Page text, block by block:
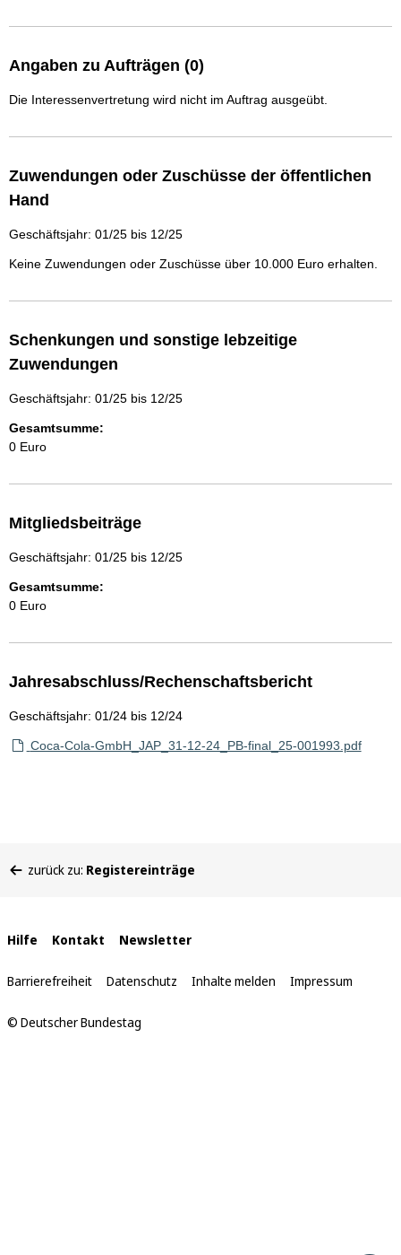
Angaben zu Aufträgen (0)
Die Interessenvertretung wird nicht im Auftrag ausgeübt.
Zuwendungen oder Zuschüsse der öffentlichen
Hand
Geschäftsjahr: 01/25 bis 12/25
Keine Zuwendungen oder Zuschüsse über 10.000 Euro erhalten.
Schenkungen und sonstige lebzeitige
Zuwendungen
Geschäftsjahr: 01/25 bis 12/25
Gesamtsumme:
0 Euro
Mitgliedsbeiträge
Geschäftsjahr: 01/25 bis 12/25
Gesamtsumme:
0 Euro
Jahresabschluss/Rechenschaftsbericht
Geschäftsjahr: 01/24 bis 12/24
Coca-Cola-GmbH_JAP_31-12-24_PB-final_25-001993.pdf
befinden
zurück zu: Registereinträge
Interne
Links
Hilfe Kontakt Newsletter
Barrierefreiheit Datenschutz Inhalte melden Impressum
© Deutscher Bundestag